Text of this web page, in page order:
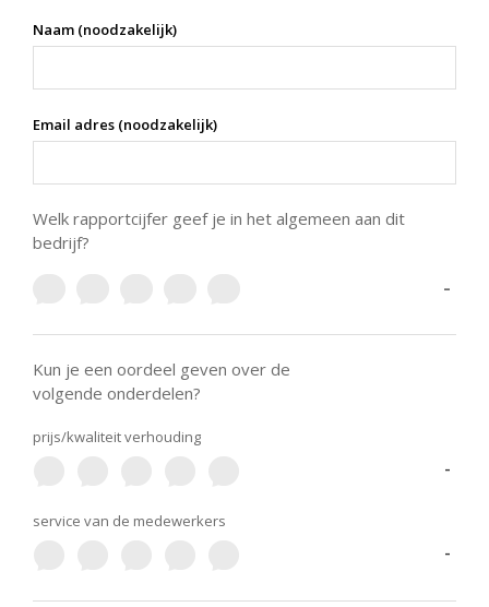
Naam (noodzakelijk)
Email adres (noodzakelijk)
Welk rapportcijfer geef je in het algemeen aan dit
bedrijf?
-
Kun je een oordeel geven over de
volgende onderdelen?
prijs/kwaliteit verhouding
-
service van de medewerkers
-